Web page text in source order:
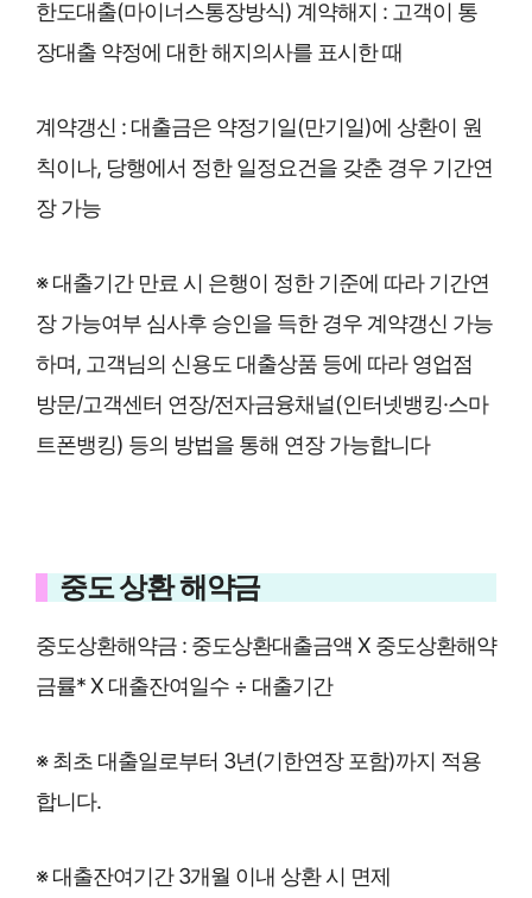
한도대출(마이너스통장방식) 계약해지 : 고객이 통
장대출 약정에 대한 해지의사를 표시한 때
계약갱신 : 대출금은 약정기일(만기일)에 상환이 원
칙이나, 당행에서 정한 일정요건을 갖춘 경우 기간연
장 가능
※ 대출기간 만료 시 은행이 정한 기준에 따라 기간연
장 가능여부 심사후 승인을 득한 경우 계약갱신 가능
하며, 고객님의 신용도 대출상품 등에 따라 영업점
방문/고객센터 연장/전자금융채널(인터넷뱅킹·스마
트폰뱅킹) 등의 방법을 통해 연장 가능합니다
중도 상환 해약금
중도상환해약금 : 중도상환대출금액 X 중도상환해약
금률* X 대출잔여일수 ÷ 대출기간
※ 최초 대출일로부터 3년(기한연장 포함)까지 적용
합니다.
※ 대출잔여기간 3개월 이내 상환 시 면제